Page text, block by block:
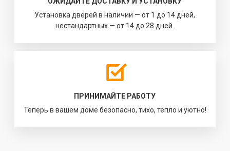
Установка дверей в наличии — от 1 до 14 дней,
нестандартных — от 14 до 28 дней.
ПРИНИМАЙТЕ РАБОТУ
Теперь в вашем доме безопасно, тихо, тепло и уютно!